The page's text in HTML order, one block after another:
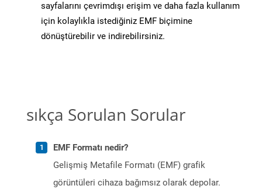
sayfalarını çevrimdışı erişim ve daha fazla kullanım
için kolaylıkla istediğiniz EMF biçimine
dönüştürebilir ve indirebilirsiniz.
sıkça Sorulan Sorular
EMF Formatı nedir?
Gelişmiş Metafile Formatı (EMF) grafik
görüntüleri cihaza bağımsız olarak depolar.